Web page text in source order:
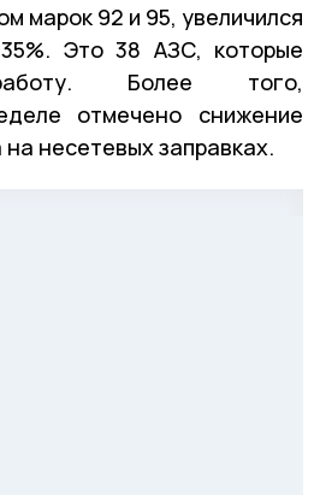
марок 92 и 95, увеличился
Это 38 АЗС, которые
Более того,
отмечено снижение
несетевых заправках.